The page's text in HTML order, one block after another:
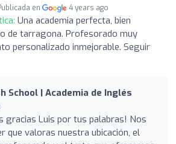
en 4 years ago
Una academia perfecta, bien
de tarragona. Profesorado muy
personalizado inmejorable. Seguir
School | Academia de Inglés
gracias Luis por tus palabras! Nos
que valoras nuestra ubicación, el